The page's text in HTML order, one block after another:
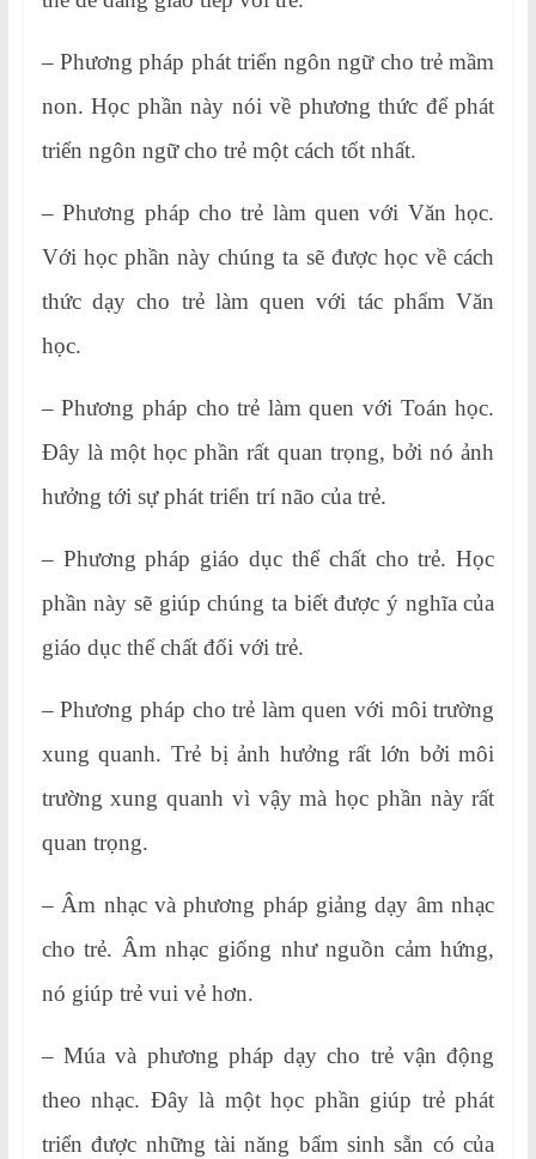
– Phương pháp phát triển ngôn ngữ cho trẻ mầm
non. Học phần này nói về phương thức để phát
triển ngôn ngữ cho trẻ một cách tốt nhất.
– Phương pháp cho trẻ làm quen với Văn học.
Với học phần này chúng ta sẽ được học về cách
thức dạy cho trẻ làm quen với tác phẩm Văn
học.
– Phương pháp cho trẻ làm quen với Toán học.
Đây là một học phần rất quan trọng, bởi nó ảnh
hưởng tới sự phát triển trí não của trẻ.
– Phương pháp giáo dục thể chất cho trẻ. Học
phần này sẽ giúp chúng ta biết được ý nghĩa của
giáo dục thể chất đối với trẻ.
– Phương pháp cho trẻ làm quen với môi trường
xung quanh. Trẻ bị ảnh hưởng rất lớn bởi môi
trường xung quanh vì vậy mà học phần này rất
quan trọng.
– Âm nhạc và phương pháp giảng dạy âm nhạc
cho trẻ. Âm nhạc giống như nguồn cảm hứng,
nó giúp trẻ vui vẻ hơn.
– Múa và phương pháp dạy cho trẻ vận động
theo nhạc. Đây là một học phần giúp trẻ phát
triển được những tài năng bẩm sinh sẵn có của